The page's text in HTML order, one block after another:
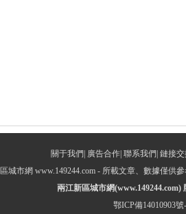
關于我們 廣告合作| 聯系我們 鏈接交
城市網 www.149244.com - 所載文章、數據僅供
兩江新區城市網(www.149244.com)
鄂ICP備14010903號